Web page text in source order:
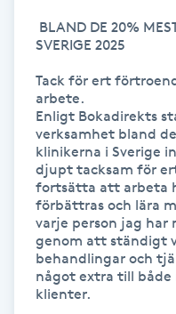
Kinesiologi
Kinesisk medicin
Kiropraktik
Klangmassage
Klippning
Klippning & Slingor
SVERIGE 2025
Tack för ert
arbete.
Enligt Bokadirekts
verksamhet bland
klinikerna i Sverige
djupt tacksam för
fortsätta att arbeta
förbättras och lära
varje person jag
genom att ständigt
behandlingar och
något extra till både
klienter.